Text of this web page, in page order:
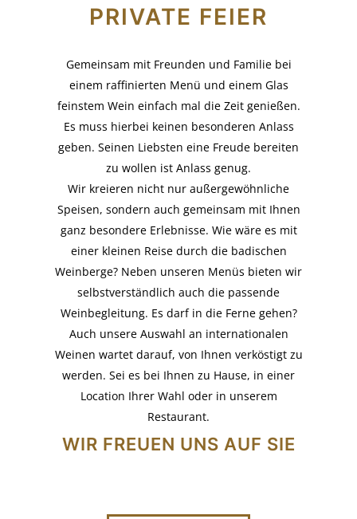
PRIVATE FEIER
Gemeinsam mit Freunden und Familie bei
einem raffinierten Menü und einem Glas
feinstem Wein einfach mal die Zeit genießen.
Es muss hierbei keinen besonderen Anlass
geben. Seinen Liebsten eine Freude bereiten
zu wollen ist Anlass genug.
Wir kreieren nicht nur außergewöhnliche
Speisen, sondern auch gemeinsam mit Ihnen
ganz besondere Erlebnisse. Wie wäre es mit
einer kleinen Reise durch die badischen
Weinberge? Neben unseren Menüs bieten wir
selbstverständlich auch die passende
Weinbegleitung. Es darf in die Ferne gehen?
Auch unsere Auswahl an internationalen
Weinen wartet darauf, von Ihnen verköstigt zu
werden. Sei es bei Ihnen zu Hause, in einer
Location Ihrer Wahl oder in unserem
Restaurant.
WIR FREUEN UNS AUF SIE